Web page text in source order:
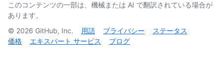
このコンテンツの一部は、機械または AI で翻訳されている場合が
あります。
© 2026 GitHub, Inc. 用語 プライバシー
ステータス
価格
エキスパート サービス ブログ